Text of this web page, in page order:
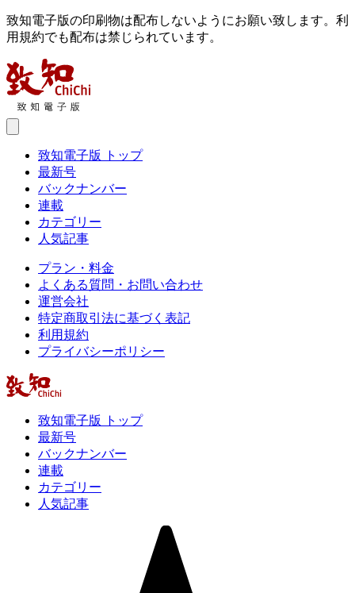
致知電子版の印刷物は配布しないようにお願い致します。利
用規約でも配布は禁じられています。
致知電子版 トップ
最新号
バックナンバー
連載
カテゴリー
人気記事
プラン・料金
よくある質問・お問い合わせ
運営会社
特定商取引法に基づく表記
利用規約
プライバシーポリシー
致知電子版 トップ
最新号
バックナンバー
連載
カテゴリー
人気記事